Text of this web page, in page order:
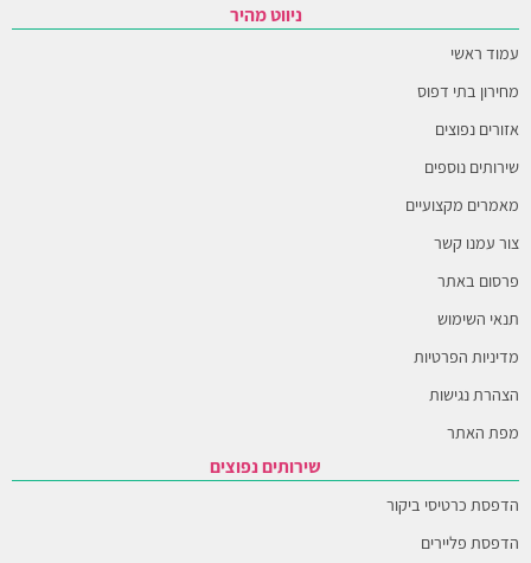
ניווט מהיר
עמוד ראשי
מחירון בתי דפוס
אזורים נפוצים
שירותים נוספים
מאמרים מקצועיים
צור עמנו קשר
פרסום באתר
תנאי השימוש
מדיניות הפרטיות
הצהרת נגישות
מפת האתר
שירותים נפוצים
הדפסת כרטיסי ביקור
הדפסת פליירים